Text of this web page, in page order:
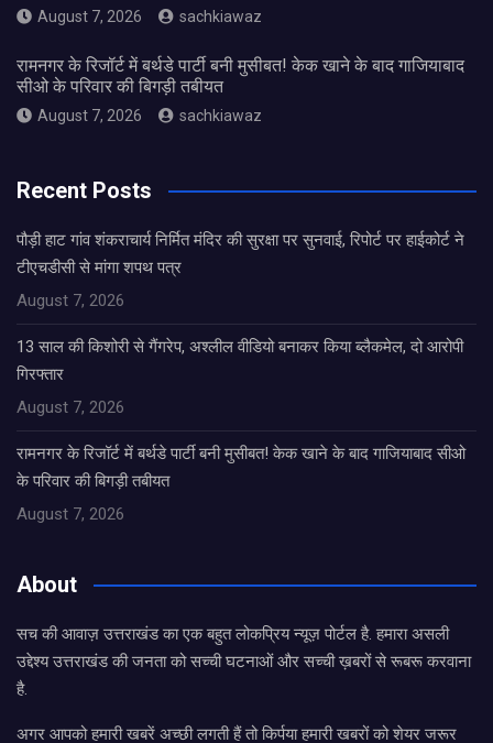
August 7, 2026 sachkiawaz
रामनगर के रिजॉर्ट में बर्थडे पार्टी बनी मुसीबत! केक खाने के बाद गाजियाबाद
सीओ के परिवार की बिगड़ी तबीयत
August 7, 2026 sachkiawaz
Recent Posts
पौड़ी हाट गांव शंकराचार्य निर्मित मंदिर की सुरक्षा पर सुनवाई, रिपोर्ट पर हाईकोर्ट ने
टीएचडीसी से मांगा शपथ पत्र
August 7, 2026
13 साल की किशोरी से गैंगरेप, अश्लील वीडियो बनाकर किया ब्लैकमेल, दो आरोपी
गिरफ्तार
August 7, 2026
रामनगर के रिजॉर्ट में बर्थडे पार्टी बनी मुसीबत! केक खाने के बाद गाजियाबाद सीओ
के परिवार की बिगड़ी तबीयत
August 7, 2026
About
सच की आवाज़ उत्तराखंड का एक बहुत लोकप्रिय न्यूज़ पोर्टल है. हमारा असली
उद्देश्य उत्तराखंड की जनता को सच्ची घटनाओं और सच्ची ख़बरों से रूबरू करवाना
है.
अगर आपको हमारी खबरें अच्छी लगती हैं तो किर्पया हमारी खबरों को शेयर जरूर